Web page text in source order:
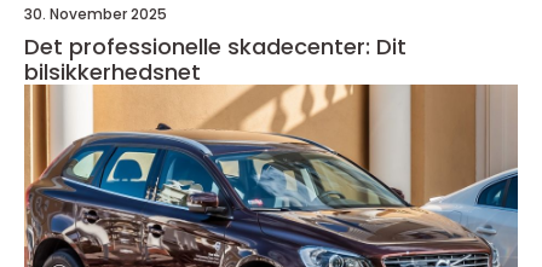
30. November 2025
Det professionelle skadecenter: Dit
bilsikkerhedsnet